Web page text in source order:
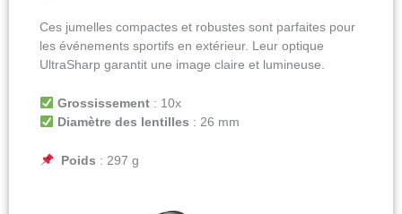
Ces jumelles compactes et robustes sont parfaites pour
les événements sportifs en extérieur. Leur optique
UltraSharp garantit une image claire et lumineuse.
Grossissement: 10x
Diamètre des lentilles : 26 mm
Poids : 297 g